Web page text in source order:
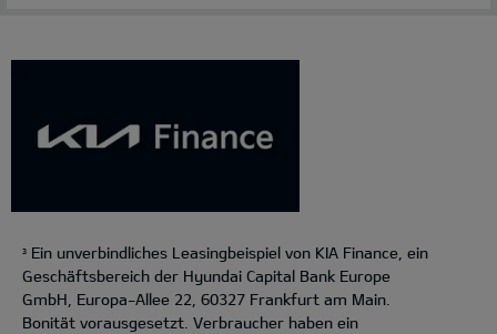
3
Ein unverbindliches Leasingbeispiel von KIA Finance, ein
Geschäftsbereich der Hyundai Capital Bank Europe
GmbH, Europa-Allee 22, 60327 Frankfurt am Main.
Bonität vorausgesetzt. Verbraucher haben ein